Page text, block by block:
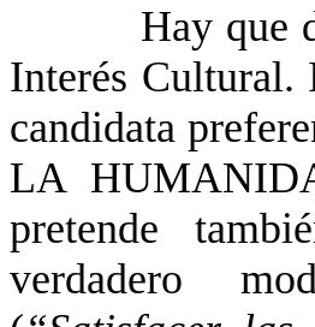
Hay que
Interés Cultural.
candidata
LA
pretende
verdadero